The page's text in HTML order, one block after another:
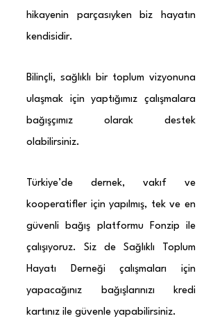
hikayenin parçasıyken biz hayatın
kendisidir.
Bilinçli, sağlıklı bir toplum vizyonuna
ulaşmak için yaptığımız çalışmalara
bağışçımız olarak destek
olabilirsiniz.
Türkiye’de dernek, vakıf ve
kooperatifler için yapılmış, tek ve en
güvenli bağış platformu Fonzip ile
çalışıyoruz. Siz de Sağlıklı Toplum
Hayatı Derneği çalışmaları için
yapacağınız bağışlarınızı kredi
kartınız ile güvenle yapabilirsiniz.